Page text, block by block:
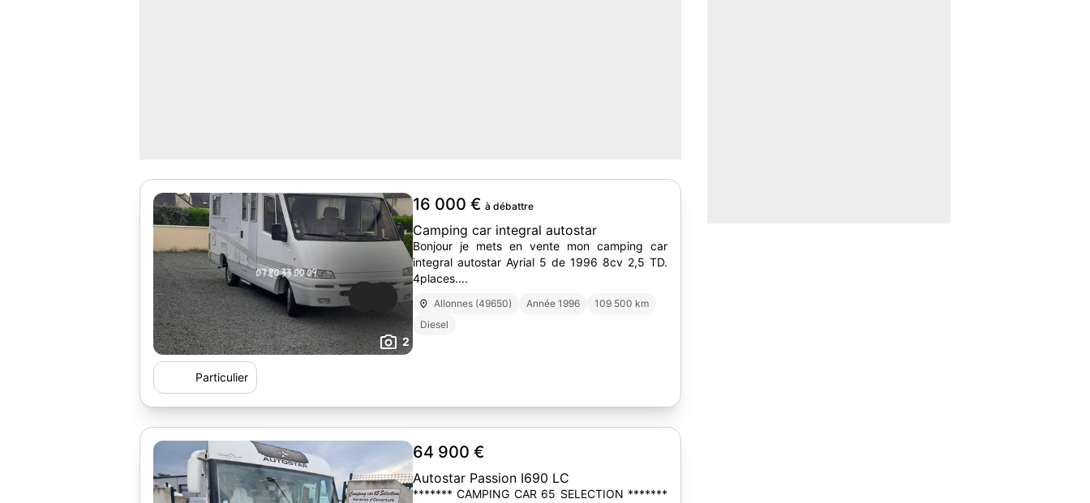
2
16 000 € à débattre
Camping car integral autostar
Bonjour je mets en vente mon camping car
integral autostar Ayrial 5 de 1996 8cv 2,5 TD.
4places....
Allonnes (49650) Année 1996
109 500 km
Diesel
Particulier
64 900 €
Autostar Passion I690 LC
******* CAMPING CAR 65 SELECTION *******